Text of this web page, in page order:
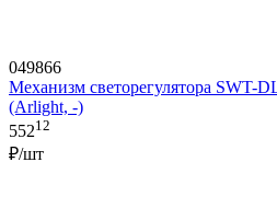
049866
Механизм светорегулятора SWT-
(Arlight, -)
55212
₽/шт